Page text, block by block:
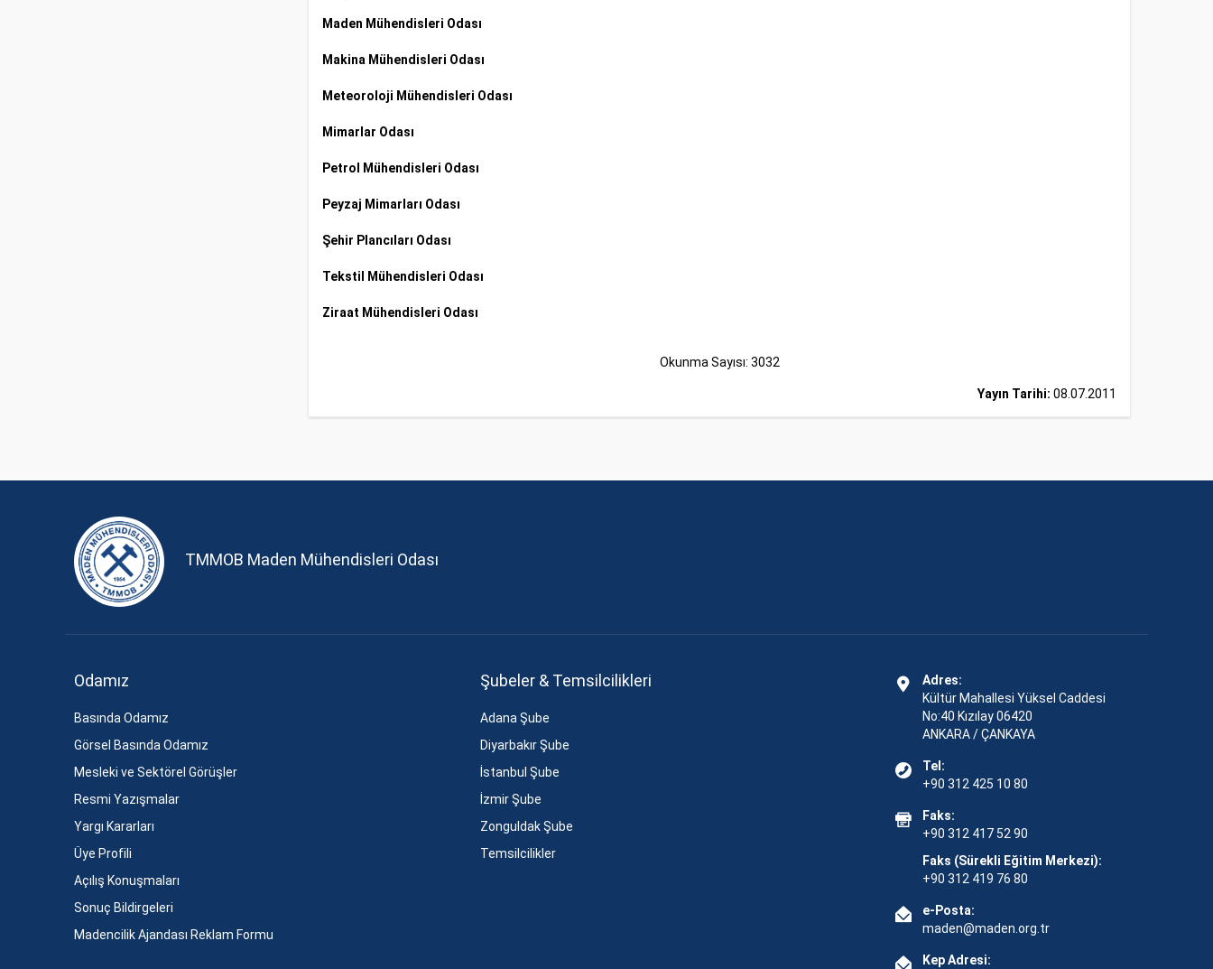
Maden Mühendisleri Odası
Makina Mühendisleri Odası
Meteoroloji Mühendisleri Odası
Mimarlar Odası
Petrol Mühendisleri Odası
Peyzaj Mimarları Odası
Şehir Plancıları Odası
Tekstil Mühendisleri Odası
Ziraat Mühendisleri Odası
Okunma Sayısı: 3032
Yayın Tarihi: 08.07.2011
TMMOB Maden Mühendisleri Odası
Odamız
Basında Odamız
Görsel Basında Odamız
Mesleki ve Sektörel Görüşler
Resmi Yazışmalar
Yargı Kararları
Üye Profili
Açılış Konuşmaları
Sonuç Bildirgeleri
Madencilik Ajandası Reklam Formu
Şubeler & Temsilcilikleri
Adana Şube
Diyarbakır Şube
İstanbul Şube
İzmir Şube
Zonguldak Şube
Temsilcilikler
Adres:
Kültür Mahallesi Yüksel Caddesi
No:40 Kızılay 06420
ANKARA / ÇANKAYA
Tel:
+90 312 425 10 80
Faks:
+90 312 417 52 90
Faks (Sürekli Eğitim Merkezi):
+90 312 419 76 80
e-Posta:
maden@maden.org.tr
Kep Adresi: